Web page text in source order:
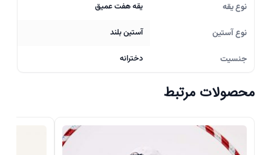
نوع یقه یقه هفت عمیق
نوع آستین آستین بلند
جنسیت دخترانه
محصولات مرتبط